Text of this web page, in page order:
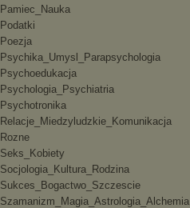
Pamiec_Nauka
Podatki
Poezja
Psychika_Umysl
_Parapsychologia
Psychoedukacja
Psychologia_Psychiatria
Psychotronika
Relacje_Miedzy ludzkie_Komuni kacja
Rozne
Seks_Kobiety
Socjologia_Kul tura_Rodzina
Sukces_Bogactwo_Szczescie
Szamanizm_Magia_Astrologia_A lchemia